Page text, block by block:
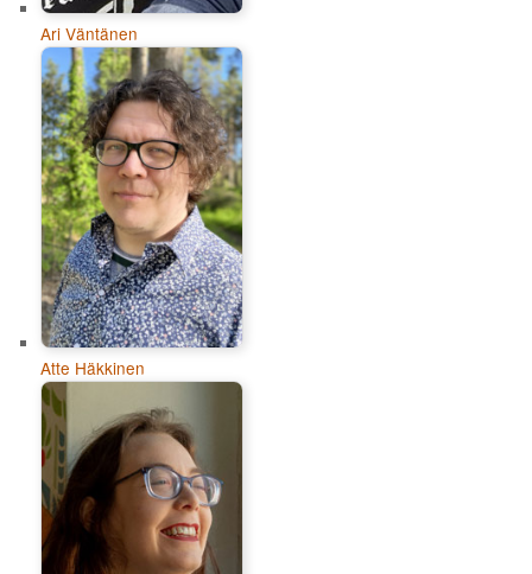
Ari Väntänen
Atte Häkkinen